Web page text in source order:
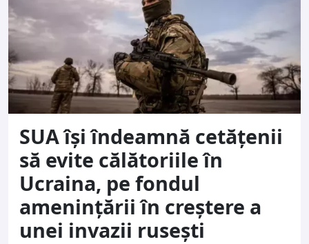
SUA îşi îndeamnă cetăţenii
să evite călătoriile în
Ucraina, pe fondul
ameninţării în creştere a
unei invazii ruseşti